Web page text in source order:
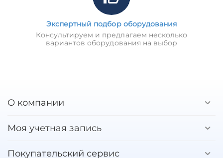
Экспертный подбор оборудования
Консультируем и предлагаем несколько
вариантов оборудования на выбор
О компании
Моя учетная запись
Покупательский сервис